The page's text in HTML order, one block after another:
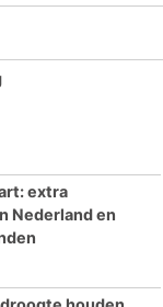
extra
Nederland en